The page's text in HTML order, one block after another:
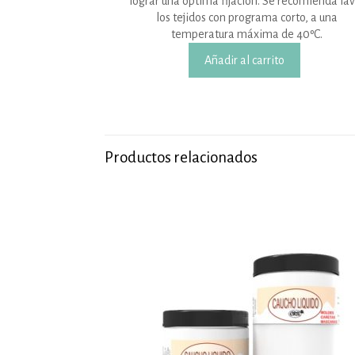
los tejidos con programa corto, a una
temperatura máxima de 40ºC.
Añadir al carrito
Productos relacionados